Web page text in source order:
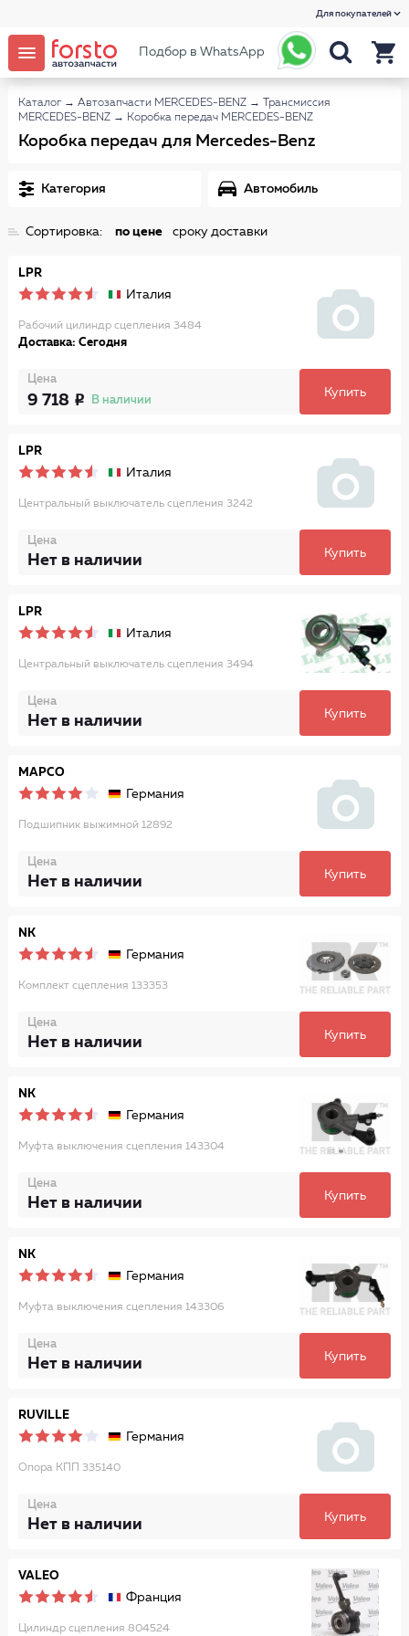
Для покупателей
Подбор в WhatsApp
Каталог → Автозапчасти MERCEDES-BENZ →
Трансмиссия
MERCEDES-BENZ → Коробка передач MERCEDES-BENZ
Коробка передач для Mercedes-Benz
Категория Автомобиль
Сортировка: по цене сроку доставки
LPR
Италия
Рабочий цилиндр сцепления 3484
Доставка: Сегодня
Цена
9 718 В наличии
Купить
LPR
Италия
Центральный выключатель сцепления 3242
Цена
Нет в наличии Купить
LPR
Италия
Центральный выключатель сцепления 3494
Цена
Нет в наличии Купить
MAPCO
Германия
Подшипник выжимной 12892
Цена
Нет в наличии Купить
NK
Германия
Комплект сцепления 133353
Цена
Нет в наличии Купить
NK
Германия
Муфта выключения сцепления 143304
Цена
Нет в наличии Купить
NK
Германия
Муфта выключения сцепления 143306
Цена
Нет в наличии Купить
RUVILLE
Германия
Опора КПП 335140
Цена
Нет в наличии Купить
VALEO
Франция
Цилиндр сцепления 804524